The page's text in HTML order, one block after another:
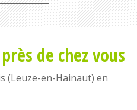
de chez vous
(Leuze-en-Hainaut) en